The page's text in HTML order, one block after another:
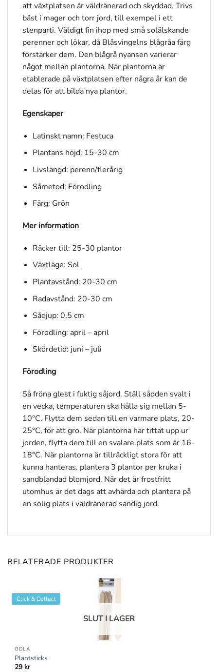
att växtplatsen är väldränerad och skyddad. Trivs
bäst i mager och torr jord, till exempel i ett
stenparti. Väldigt fin ihop med små solälskande
perenner och lökar, då Blåsvingelns blågråa färg
förstärker dem. Den blågrå nyansen varierar
något mellan plantorna. När plantorna är
etablerade på växtplatsen efter några år kan de
delas för att bilda nya plantor.
Egenskaper
Latinskt namn: Festuca
Plantans höjd: 15-30 cm
Livslängd: perenn/flerårig
Såmetod: Förodling
Färg: Grön
Mer information
Räcker till: 25-30 plantor
Växtläge: Sol
Plantavstånd: 20-30 cm
Radavstånd: 20-30 cm
Sådjup: 0,5 cm
Förodling: april – april
Skördetid: juni – juli
Förodling
Så fröna glest i fuktig såjord. Ställ sådden svalt i
en vecka, temperaturen ska hålla sig mellan 5-
10°C. Flytta dem sedan till en varmare plats, 20-
25°C, för att gro. När plantorna har tittat upp ur
jorden, flytta dem till en svalare plats som är 16-
18°C. När plantorna är tillräckligt stora för att
kunna hanteras, plantera 3 plantor per kruka i
sandblandad blomjord. När det är frostfritt
utomhus är det dags att avhärda och plantera på
en solig plats i väldränerad sandig jord.
RELATERADE PRODUKTER
Click & Collect
SLUT I LAGER
ODLA
Plantsticks
29 kr